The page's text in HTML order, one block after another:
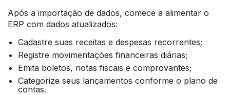
Após a importação de dados, comece a alimentar o
ERP com dados atualizados:
Cadastre suas receitas e despesas recorrentes;
Registre movimentações financeiras diárias;
Emita boletos, notas fiscais e comprovantes;
Categorize seus lançamentos conforme o plano de
contas.